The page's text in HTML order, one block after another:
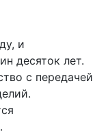
и
десяток лет.
с передачей